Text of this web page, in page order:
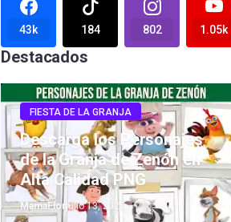
43k 184 802 1.05k
Destacados
FIESTA DE LA GRANJA
Descarga los Personajes
de la Granja de Zenón en
Alta Calidad PNG
MamaFlorjulio 13, 2025